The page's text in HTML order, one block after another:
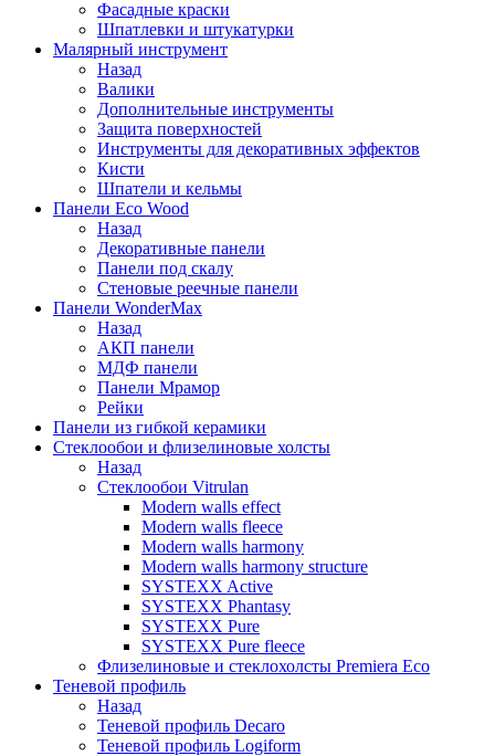
Фасадные краски
Шпатлевки и штукатурки
Малярный инструмент
Назад
Валики
Дополнительные инструменты
Защита поверхностей
Инструменты для декоративных эффектов
Кисти
Шпатели и кельмы
Панели Eco Wood
Назад
Декоративные панели
Панели под скалу
Стеновые реечные панели
Панели WonderMax
Назад
АКП панели
МДФ панели
Панели Мрамор
Рейки
Панели из гибкой керамики
Стеклообои и флизелиновые холсты
Назад
Стеклообои Vitrulan
Modern walls effect
Modern walls fleece
Modern walls harmony
Modern walls harmony structure
SYSTEXX Active
SYSTEXX Phantasy
SYSTEXX Pure
SYSTEXX Pure fleece
Флизелиновые и стеклохолсты Premiera Eco
Теневой профиль
Назад
Теневой профиль Decaro
Теневой профиль Logiform